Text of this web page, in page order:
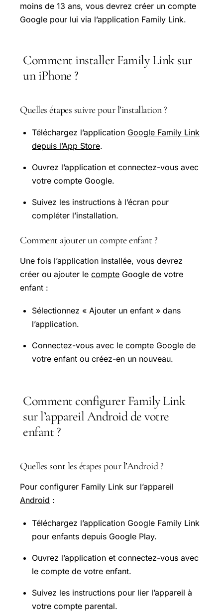
moins de 13 ans, vous devrez créer un compte
Google pour lui via l’application Family Link.
Comment installer Family Link sur
un iPhone ?
Quelles étapes suivre pour l’installation ?
Téléchargez l’application Google Family Link
depuis l’App Store.
Ouvrez l’application et connectez-vous avec
votre compte Google.
Suivez les instructions à l’écran pour
compléter l’installation.
Comment ajouter un compte enfant ?
Une fois l’application installée, vous devrez
créer ou ajouter le compte Google de votre
enfant :
Sélectionnez « Ajouter un enfant » dans
l’application.
Connectez-vous avec le compte Google de
votre enfant ou créez-en un nouveau.
Comment configurer Family Link
sur l’appareil Android de votre
enfant ?
Quelles sont les étapes pour l’Android ?
Pour configurer Family Link sur l’appareil
Android :
Téléchargez l’application Google Family Link
pour enfants depuis Google Play.
Ouvrez l’application et connectez-vous avec
le compte de votre enfant.
Suivez les instructions pour lier l’appareil à
votre compte parental.